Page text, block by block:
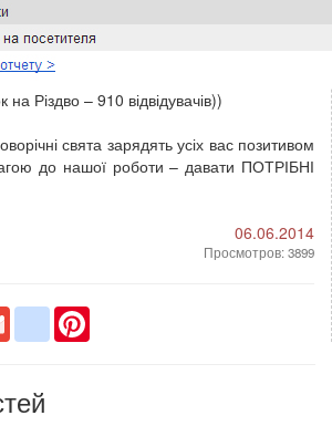
Різдво – 910 відвідувачів))
свята зарядять усіх вас позитивом
до нашої роботи – давати ПОТРІБНІ
06.06.2014
Просмотров: 3899
Gmail google_bookmarks